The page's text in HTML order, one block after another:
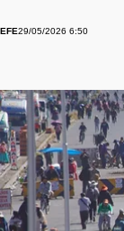
EFE29/05/2026 6:50